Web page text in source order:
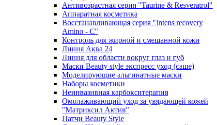
Антивозрастная серия "Taurine & Resveratrol"
Аппаратная косметика
Восстанавливающая серия "Intens recovery
Amino - C"
Контроль для жирной и смешанной кожи
Линия Аква 24
Линия для области вокруг глаз и губ
Маски Beauty style экспресс уход (саше)
Моделирующие альгинатные маски
Наборы косметики
Неинвазивная карбокситерапия
Омолаживающий уход за увядающей кожей
"Матриксил Актив"
Патчи Beauty Style